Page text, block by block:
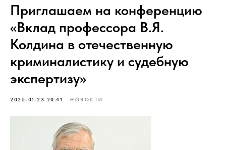
Приглашаем на конференцию
«Вклад профессора В.Я.
Колдина в отечественную
криминалистику и судебную
экспертизу»
2025-01-23 20:41 НОВОСТИ